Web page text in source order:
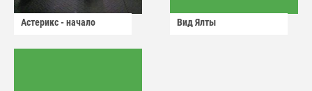
Астерикс - начало Вид Ялты